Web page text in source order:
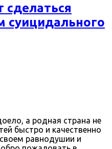
сделаться
а родная страна не
быстро и качественно
равнодушии и